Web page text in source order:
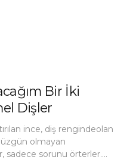
yanı sıra
de çok katkı
Bir İki
Dişler
Bu
Sağlamaz mı?
ince, diş rengindeolan
olmayan
sadece sorunu örterler.